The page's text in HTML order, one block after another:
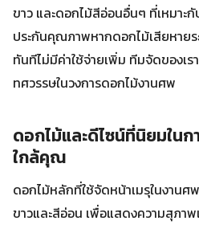
ขาว และดอกไม้สีอ่อนอื่นๆ ที่เหมาะ
ประกันคุณภาพหากดอกไม้เสียหายร
ทันทีไม่มีค่าใช้จ่ายเพิ่ม ทีมจัดของเ
ทศวรรษในวงการดอกไม้งานศพ
ดอกไม้และดีไซน์ที่นิยมใน
ใกล้คุณ
ดอกไม้หลักที่ใช้จัดหน้าเมรุในงาน
ขาวและสีอ่อน เพื่อแสดงความสุภา